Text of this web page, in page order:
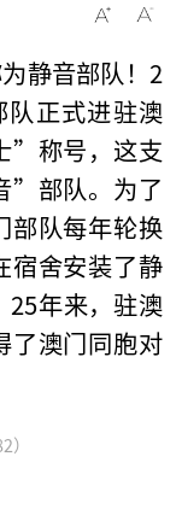
静音部队！2
正式进驻澳
”称号，这支
”部队。为了
部队每年轮换
宿舍安装了静
25年来，驻澳
了澳门同胞对